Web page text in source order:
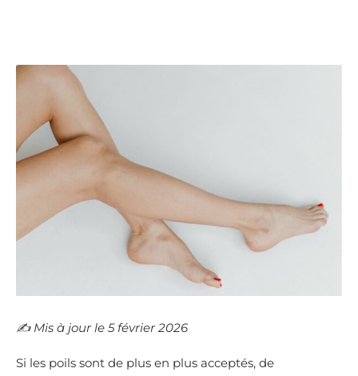
✍️​ Mis à jour le 5 février 2026
Si les poils sont de plus en plus acceptés, de